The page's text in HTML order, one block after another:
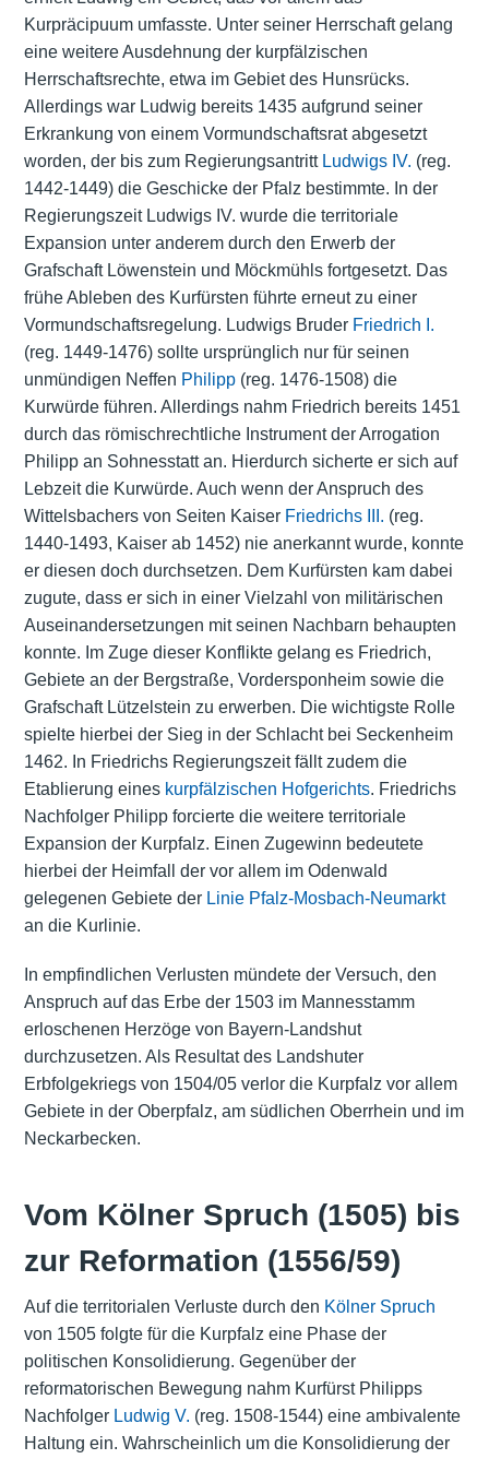
Kurpräcipuum umfasste. Unter seiner Herrschaft gelang
eine weitere Ausdehnung der kurpfälzischen
Herrschaftsrechte, etwa im Gebiet des Hunsrücks.
Allerdings war Ludwig bereits 1435 aufgrund seiner
Erkrankung von einem Vormundschaftsrat abgesetzt
worden, der bis zum Regierungsantritt Ludwigs IV. (reg.
1442-1449) die Geschicke der Pfalz bestimmte. In der
Regierungszeit Ludwigs IV. wurde die territoriale
Expansion unter anderem durch den Erwerb der
Grafschaft Löwenstein und Möckmühls fortgesetzt. Das
frühe Ableben des Kurfürsten führte erneut zu einer
Vormundschaftsregelung. Ludwigs Bruder Friedrich I.
(reg. 1449-1476) sollte ursprünglich nur für seinen
unmündigen Neffen Philipp(reg. 1476-1508) die
Kurwürde führen. Allerdings nahm Friedrich bereits 1451
durch das römischrechtliche Instrument der Arrogation
Philipp an Sohnesstatt an. Hierdurch sicherte er sich auf
Lebzeit die Kurwürde. Auch wenn der Anspruch des
Wittelsbachers von Seiten Kaiser Friedrichs III. (reg.
1440-1493, Kaiser ab 1452) nie anerkannt wurde, konnte
er diesen doch durchsetzen. Dem Kurfürsten kam dabei
zugute, dass er sich in einer Vielzahl von militärischen
Auseinandersetzungen mit seinen Nachbarn behaupten
konnte. Im Zuge dieser Konflikte gelang es Friedrich,
Gebiete an der Bergstraße, Vordersponheim sowie die
Grafschaft Lützelstein zu erwerben. Die wichtigste Rolle
spielte hierbei der Sieg in der Schlacht bei Seckenheim
1462. In Friedrichs Regierungszeit fällt zudem die
Etablierung eines kurpfälzischen Hofgerichts. Friedrichs
Nachfolger Philipp forcierte die weitere territoriale
Expansion der Kurpfalz. Einen Zugewinn bedeutete
hierbei der Heimfall der vor allem im Odenwald
gelegenen Gebiete der Linie Pfalz-Mosbach-Neumarkt
an die Kurlinie.
In empfindlichen Verlusten mündete der Versuch, den
Anspruch auf das Erbe der 1503 im Mannesstamm
erloschenen Herzöge von Bayern-Landshut
durchzusetzen. Als Resultat des Landshuter
Erbfolgekriegsvon 1504/05 verlor die Kurpfalz vor allem
Gebiete in der Oberpfalz, am südlichen Oberrhein und im
Neckarbecken.
Vom Kölner Spruch (1505) bis
zur Reformation (1556/59)
Auf die territorialen Verluste durch den Kölner Spruch
von 1505 folgte für die Kurpfalz eine Phase der
politischen Konsolidierung. Gegenüber der
reformatorischen Bewegung nahm Kurfürst Philipps
Nachfolger Ludwig V. (reg. 1508-1544) eine ambivalente
Haltung ein. Wahrscheinlich um die Konsolidierung der